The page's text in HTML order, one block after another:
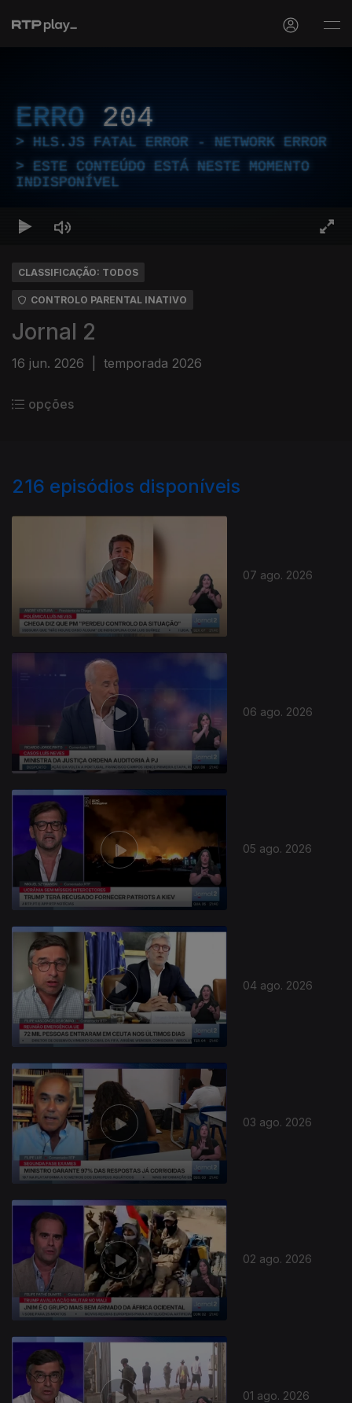
ERRO 204
HLS.JS FATAL ERROR - NETWORK ERROR
ESTE CONTEÚDO ESTÁ NESTE MOMENTO
INDISPONÍVEL
CLASSIFICAÇÃO: TODOS
CONTROLO PARENTAL INATIVO
Jornal 2
16 jun. 2026 temporada 2026
opções
216 episódios disponíveis
07 ago. 2026
06 ago. 2026
05 ago. 2026
04 ago. 2026
03 ago. 2026
02 ago. 2026
01 ago. 2026